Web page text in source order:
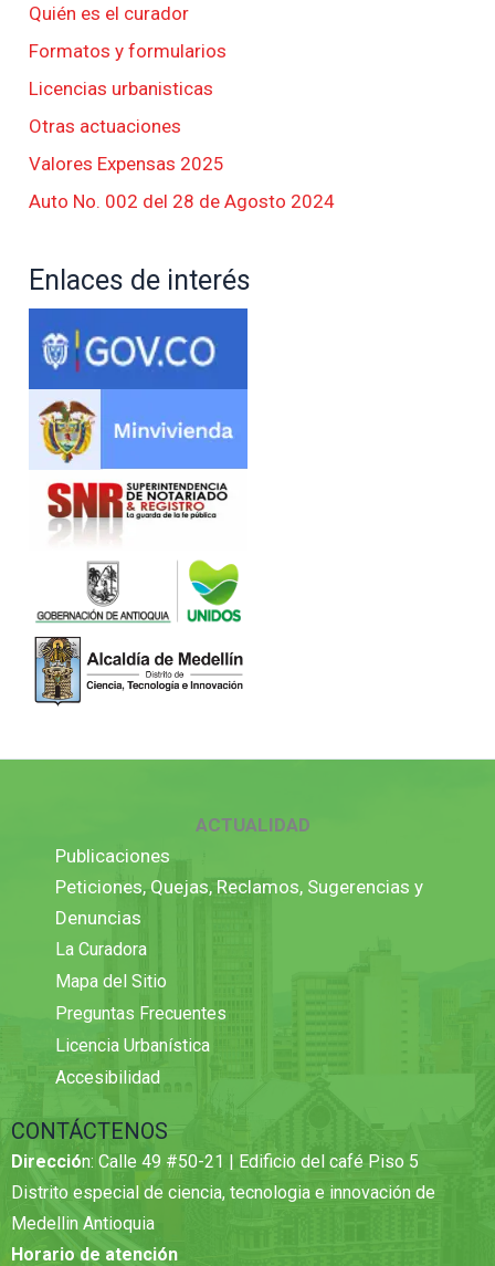
Quién es el curador
Formatos y formularios
Licencias urbanisticas
Otras actuaciones
Valores Expensas 2025
Auto No. 002 del 28 de Agosto 2024
Enlaces de interés
ACTUALIDAD
Publicaciones
Peticiones, Quejas, Reclamos, Sugerencias y
Denuncias
La Curadora
Mapa del Sitio
Preguntas Frecuentes
Licencia Urbanística
Accesibilidad
CONTÁCTENOS
Dirección: Calle 49 #50-21 | Edificio del café Piso 5
Distrito especial de ciencia, tecnologia e innovación de
Medellin Antioquia
Horario de atención